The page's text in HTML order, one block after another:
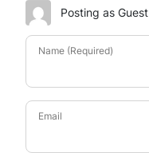
Posting as Guest
Name (Required)
Email